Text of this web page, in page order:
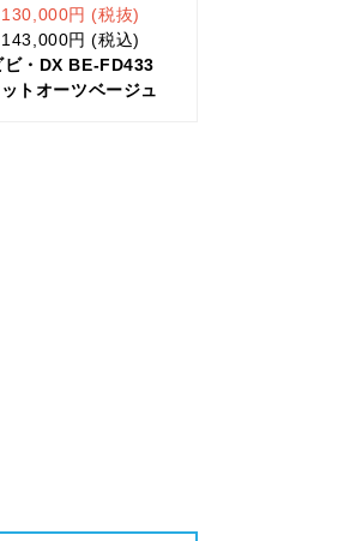
130,000円 (税抜)
143,000円 (税込)
ビ・DX BE-FD433
トオーツベージュ